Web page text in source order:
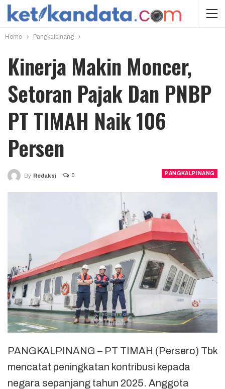
Home Pangkalpinang
Kinerja Makin Moncer,
Setoran Pajak Dan PNBP
PT TIMAH Naik 106
Persen
PANGKALPINANG
By Redaksi 0
PANGKALPINANG – PT TIMAH (Persero) Tbk
mencatat peningkatan kontribusi kepada
negara sepanjang tahun 2025. Anggota